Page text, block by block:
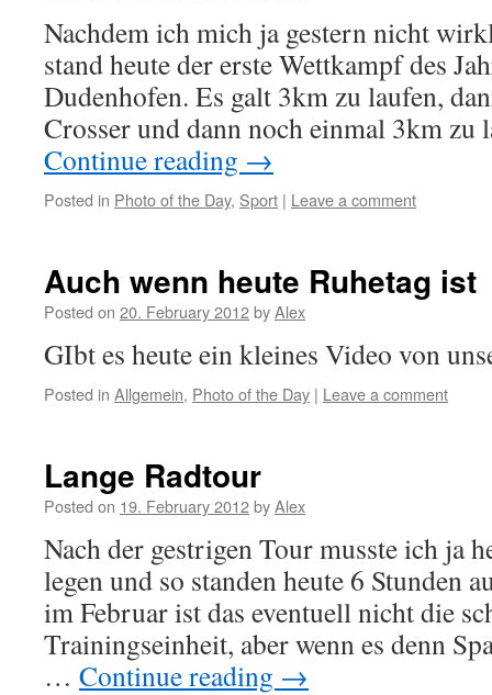
Nachdem ich mich ja gestern nicht
stand heute der erste Wettkampf des
Dudenhofen. Es galt 3km zu laufen,
Crosser und dann noch einmal 3km
Continue reading →
Posted in Photo of the Day, Sport | Leave a comment
Auch wenn heute Ruhetag ist
Posted on 20. February 2012byAlex
GIbt es heute ein kleines Video von
Posted in Allgemein, Photo of the Day | Leave a comment
Lange Radtour
Posted on 19. February 2012byAlex
Nach der gestrigen Tour musste ich ja
legen und so standen heute 6 Stunden
im Februar ist das eventuell nicht die
Trainingseinheit, aber wenn es denn
… Continue reading →